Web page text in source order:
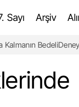
Sayı Arşiv
Kalmanın Bedeli